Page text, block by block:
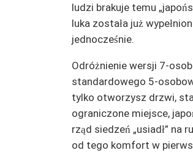
ludzi brakuje temu
luka została już
jednocześnie.
Odróżnienie wersji 7-
standardowego 5-
tylko otworzysz drzwi,
ograniczone miejsce,
rząd siedzeń „usiadł” na
od tego komfort w